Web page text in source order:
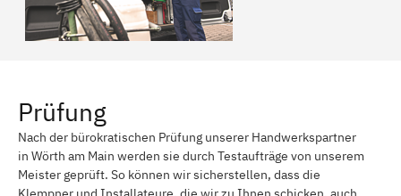
Prüfung
Nach der bürokratischen Prüfung unserer Handwerkspartner
in Wörth am Main werden sie durch Testaufträge von unserem
Meister geprüft. So können wir sicherstellen, dass die